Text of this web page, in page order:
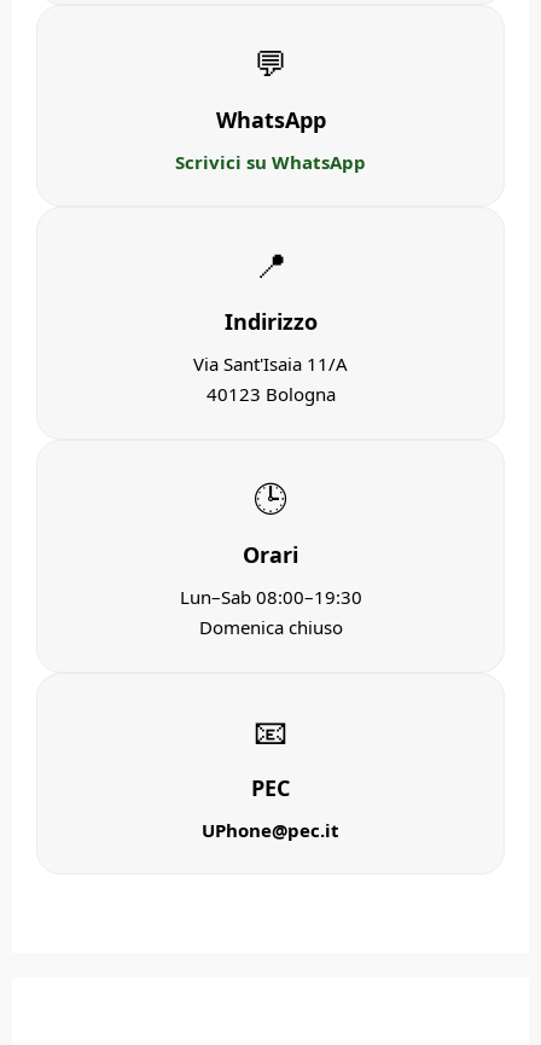
💬
WhatsApp
Scrivici su WhatsApp
📍
Indirizzo
Via Sant'Isaia 11/A
40123 Bologna
🕒
Orari
Lun–Sab 08:00–19:30
Domenica chiuso
📧
PEC
UPhone@pec.it